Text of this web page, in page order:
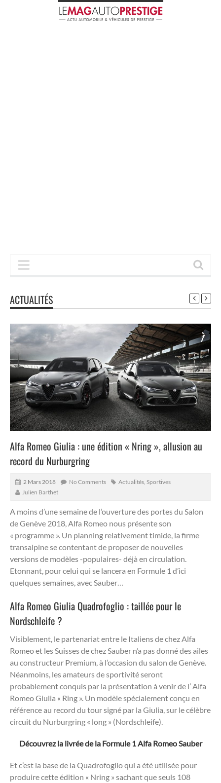
ACTUALITÉS
Alfa Romeo Giulia : une édition « Nring », allusion au
record du Nurburgring
2 Mars 2018 No Comments Actualités Sportives
Julien Barthet
A moins d’une semaine de l’ouverture des portes du Salon
de Genève 2018, Alfa Romeo nous présente son
« programme ». Un planning relativement timide, la firme
transalpine se contentant de proposer de nouvelles
versions de modèles -populaires- déjà en circulation.
Etonnant, pour celui qui se lancera en Formule 1 d’ici
quelques semaines, avec Sauber…
Alfa Romeo Giulia Quadrofoglio : taillée pour le
Nordschleife ?
Visiblement, le partenariat entre le Italiens de chez Alfa
Romeo et les Suisses de chez Sauber n’a pas donné des ailes
au constructeur Premium, à l’occasion du salon de Genève.
Néanmoins, les amateurs de sportivité seront
probablement conquis par la présentation à venir de l’ Alfa
Romeo Giulia « Ring ». Un modèle spécialement conçu en
référence au record du tour signé par la Giulia, sur le célèbre
circuit du Nurburgring « long » (Nordschleife).
Découvrez la livrée de la Formule 1 Alfa Romeo Sauber
Et c’est la base de la Quadrofoglio qui a été utilisée pour
produire cette édition « Nring » sachant que seuls 108